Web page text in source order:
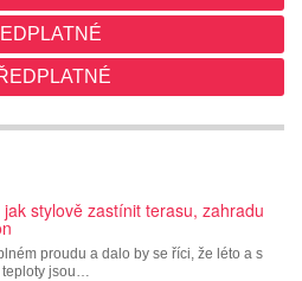
stylově zastínit terasu, zahradu
proudu a dalo by se říci, že léto a s
teploty jsou…